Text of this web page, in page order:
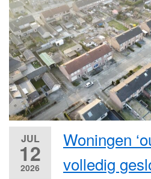
JUL
12
2026
Woningen
volledig